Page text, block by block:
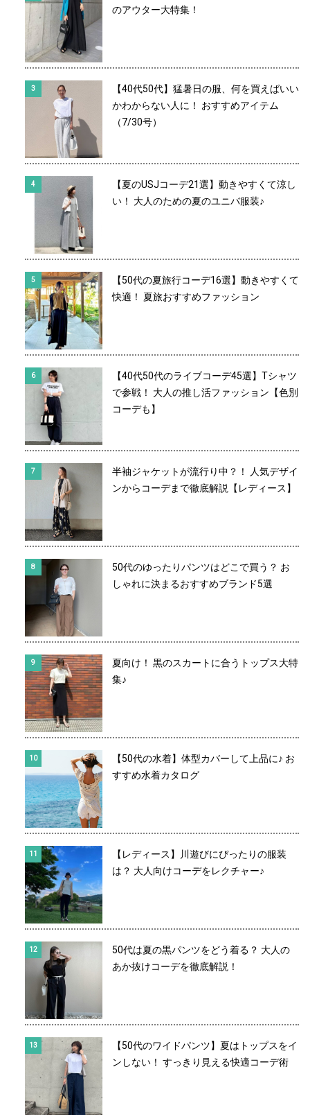
のアウター大特集！
【40代50代】猛暑日の服、何を買えばいい
かわからない人に！ おすすめアイテム
（7/30号）
【夏のUSJコーデ21選】動きやすくて涼し
い！ 大人のための夏のユニバ服装♪
【50代の夏旅行コーデ16選】動きやすくて
快適！ 夏旅おすすめファッション
【40代50代のライブコーデ45選】Tシャツ
で参戦！ 大人の推し活ファッション【色別
コーデも】
半袖ジャケットが流行り中？！ 人気デザイ
ンからコーデまで徹底解説【レディース】
50代のゆったりパンツはどこで買う？ お
しゃれに決まるおすすめブランド5選
夏向け！ 黒のスカートに合うトップス大特
集♪
【50代の水着】体型カバーして上品に♪ お
すすめ水着カタログ
【レディース】川遊びにぴったりの服装
は？ 大人向けコーデをレクチャー♪
50代は夏の黒パンツをどう着る？ 大人の
あか抜けコーデを徹底解説！
【50代のワイドパンツ】夏はトップスをイ
ンしない！ すっきり見える快適コーデ術